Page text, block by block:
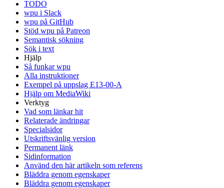
TODO
wpu i Slack
wpu på GitHub
Stöd wpu på Patreon
Semantisk sökning
Sök i text
Hjälp
Så funkar wpu
Alla instruktioner
Exempel på uppslag E13-00-A
Hjälp om MediaWiki
Verktyg
Vad som länkar hit
Relaterade ändringar
Specialsidor
Utskriftsvänlig version
Permanent länk
Sidinformation
Använd den här artikeln som referens
Bläddra genom egenskaper
Bläddra genom egenskaper